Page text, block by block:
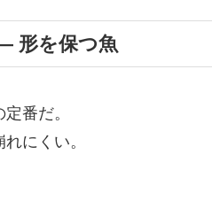
形を保つ魚
番だ。
にくい。